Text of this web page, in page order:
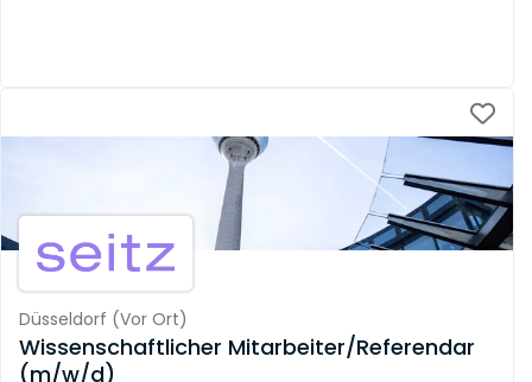
Düsseldorf (Vor Ort)
Wissenschaftlicher Mitarbeiter/Referendar
(m/w/d)